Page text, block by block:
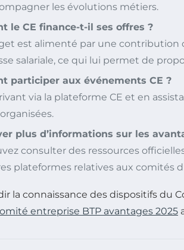
les évolutions métiers.
le CE finance-t-il ses offres ?
est alimenté par une contribution
salariale, ce qui lui permet de
participer aux événements CE ?
via la plateforme CE et en
plus d’informations sur les
consulter des ressources
plateformes relatives aux comités
la connaissance des dispositifs du
entreprise BTP avantages 2025